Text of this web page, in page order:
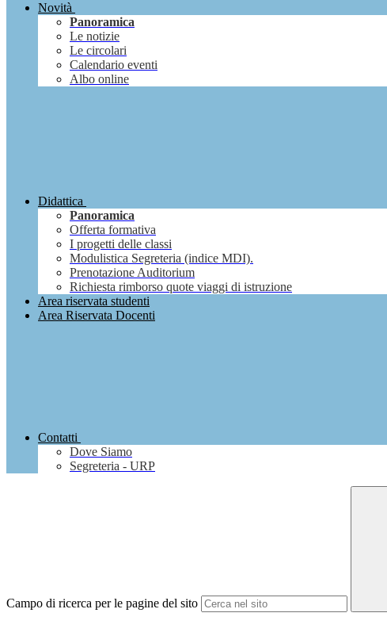
Novità
Panoramica
Le notizie
Le circolari
Calendario eventi
Albo online
Didattica
Panoramica
Offerta formativa
I progetti delle classi
Modulistica Segreteria (indice MDI).
Prenotazione Auditorium
Richiesta rimborso quote viaggi di istruzione
Area riservata studenti
Area Riservata Docenti
Contatti
Dove Siamo
Segreteria - URP
Campo di ricerca per le pagine del sito